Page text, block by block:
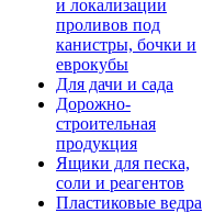
и локализации
проливов под
канистры, бочки и
еврокубы
Для дачи и сада
Дорожно-
строительная
продукция
Ящики для песка,
соли и реагентов
Пластиковые ведра